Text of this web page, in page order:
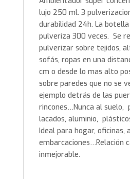
lujo 250 ml. 3
durabilidad 24h. La
pulveriza 300 veces. Se
pulverizar sobre tejidos,
sofás, ropas en una
cm o desde lo mas alto
sobre paredes que no se
ejemplo detrás de las
rincones…Nunca al suelo,
lacados, aluminio,
Ideal para hogar, oficinas,
embarcaciones…Relación
inmejorable.